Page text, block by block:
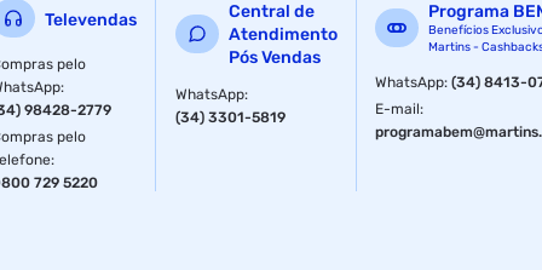
Televendas
pelo
:
98428-2779
pelo
:
729 5220
Central de
Atendimento
Pós Vendas
WhatsApp:
(34) 3301-5819
Programa
Benefícios
Martins -
WhatsApp:(34) 8413-
E-mail: